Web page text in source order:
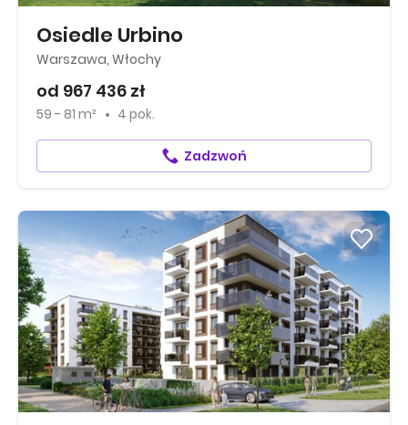
Osiedle Urbino
Warszawa, Włochy
od 967 436 zł
59 - 81 m² 4 pok.
Zadzwoń